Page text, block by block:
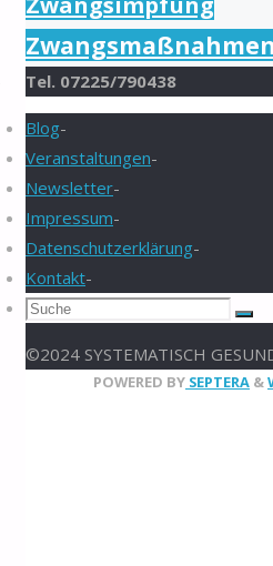
Zwangsmaßnahmen
Tel. 07225/790438
Blog-
Veranstaltungen-
Newsletter-
Impressum-
Datenschutzerklärung-
Kontakt-
Suchen
©2024 SYSTEMATISCH
POWERED BY SEPTERA &